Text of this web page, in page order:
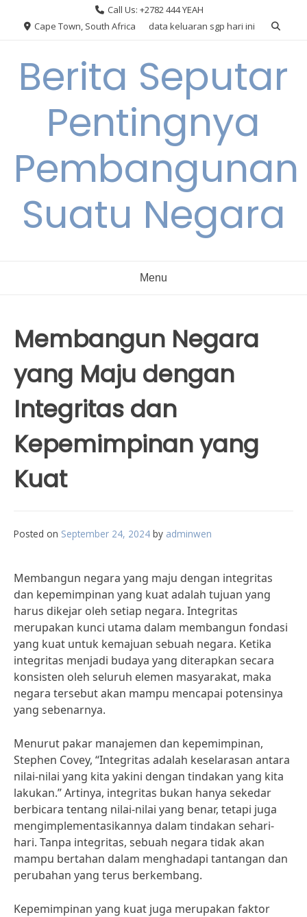
Call Us: +2782 444 YEAH
Cape Town, South Africa
data keluaran sgp hari ini
Berita Seputar
Pentingnya
Pembangunan
Suatu Negara
Menu
Membangun Negara
yang Maju dengan
Integritas dan
Kepemimpinan yang
Kuat
Posted on September 24, 2024 by adminwen
Membangun negara yang maju dengan integritas
dan kepemimpinan yang kuat adalah tujuan yang
harus dikejar oleh setiap negara. Integritas
merupakan kunci utama dalam membangun fondasi
yang kuat untuk kemajuan sebuah negara. Ketika
integritas menjadi budaya yang diterapkan secara
konsisten oleh seluruh elemen masyarakat, maka
negara tersebut akan mampu mencapai potensinya
yang sebenarnya.
Menurut pakar manajemen dan kepemimpinan,
Stephen Covey, “Integritas adalah keselarasan antara
nilai-nilai yang kita yakini dengan tindakan yang kita
lakukan.” Artinya, integritas bukan hanya sekedar
berbicara tentang nilai-nilai yang benar, tetapi juga
mengimplementasikannya dalam tindakan sehari-
hari. Tanpa integritas, sebuah negara tidak akan
mampu bertahan dalam menghadapi tantangan dan
perubahan yang terus berkembang.
Kepemimpinan yang kuat juga merupakan faktor